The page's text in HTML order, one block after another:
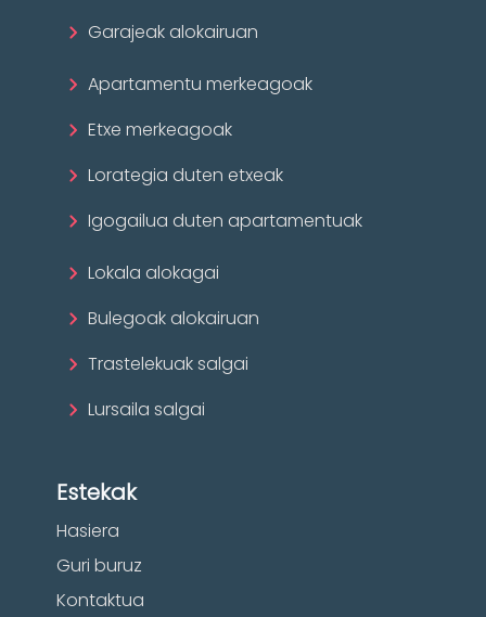
Garajeak alokairuan
Apartamentu merkeagoak
Etxe merkeagoak
Lorategia duten etxeak
Igogailua duten apartamentuak
Lokala alokagai
Bulegoak alokairuan
Trastelekuak salgai
Lursaila salgai
Estekak
Hasiera
Guri buruz
Kontaktua